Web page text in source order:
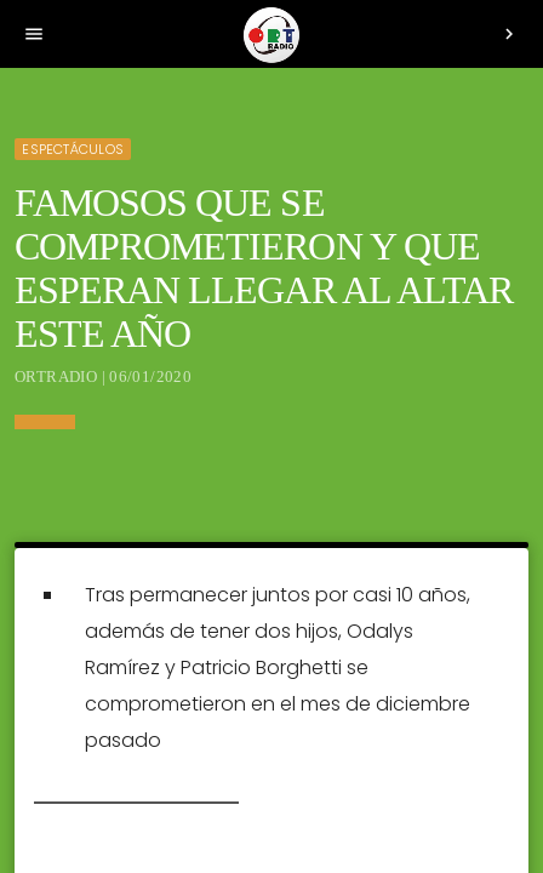
menu chevron_right
ESPECTÁCULOS
FAMOSOS QUE SE
COMPROMETIERON Y QUE
ESPERAN LLEGAR AL ALTAR
ESTE AÑO
ORTRADIO | 06/01/2020
Tras permanecer juntos por casi 10 años,
además de tener dos hijos, Odalys
Ramírez y Patricio Borghetti se
comprometieron en el mes de diciembre
pasado